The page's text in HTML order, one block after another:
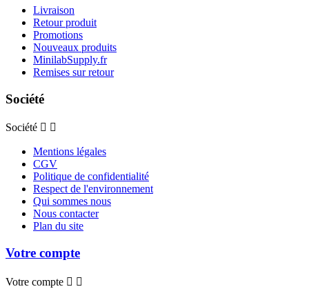
Livraison
Retour produit
Promotions
Nouveaux produits
MinilabSupply.fr
Remises sur retour
Société
Société  
Mentions légales
CGV
Politique de confidentialité
Respect de l'environnement
Qui sommes nous
Nous contacter
Plan du site
Votre compte
Votre compte  